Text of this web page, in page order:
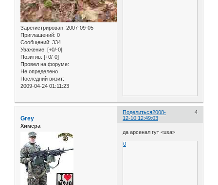
Зарегистрирован: 2007-09-05
Приглашений: 0
Сообщений: 334
Уважение: [+0/-0]
Позитив: [+0/-0]
Провел на форуме:
Не определено
Последний визит:
2009-04-24 01:11:23
Поделиться 4
2008-
12-10 12:49:03
Grey
Химера
да арсенал гут <usa>
0